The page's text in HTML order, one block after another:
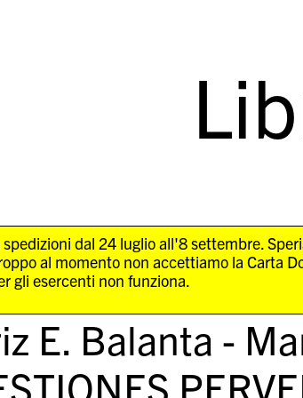
dal 24 luglio all'8 settembre.
al momento non accettiamo la Carta
gli esercenti non funziona.
E. Balanta -